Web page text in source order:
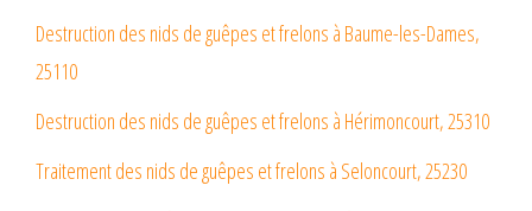
Destruction des nids de guêpes et frelons à Baume-les-Dames,
25110
Destruction des nids de guêpes et frelons à Hérimoncourt, 25310
Traitement des nids de guêpes et frelons à Seloncourt, 25230